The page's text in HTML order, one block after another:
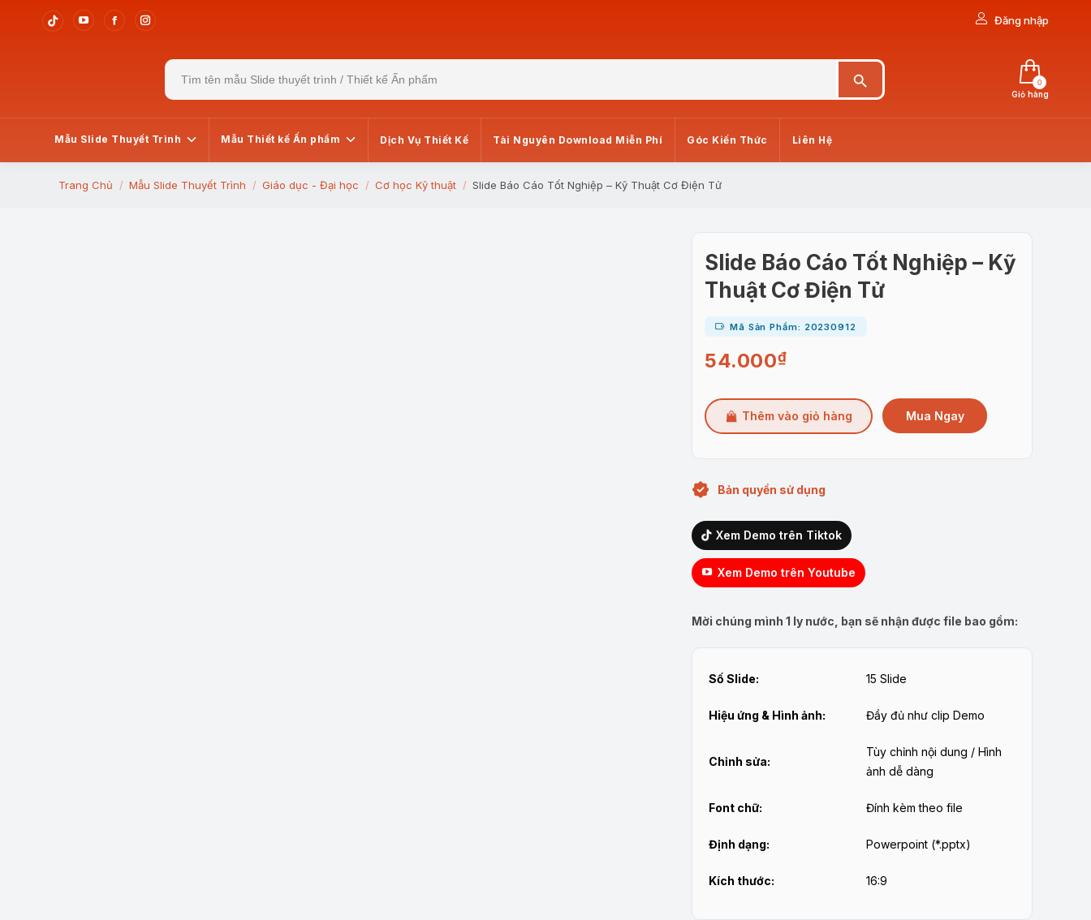
Tiktok
window
YouTube
window
Facebook
window
Instagram
opens
window
Đăng nhập
Search
for:
Giỏ hàng
0
Mẫu Slide Thuyết Trình Mẫu Thiết kế Ấn phẩm Dịch Vụ Thiết Kế Tài Nguyên Download Miễn Phí Góc Kiến Thức Liên Hệ
You are here:
Trang Chủ Mẫu Slide Thuyết Trình Giáo dục - Đại học Cơ học Kỹ thuật Slide Báo Cáo Tốt Nghiệp – Kỹ Thuật Cơ Điện Tử
Slide Báo Cáo Tốt Nghiệp – Kỹ
Thuật Cơ Điện Tử
Mã Sản Phẩm: 20230912
54.000₫
Thêm vào giỏ hàng Mua Ngay
Bản quyền sử dụng
Xem Demo trên Tiktok
Xem Demo trên Youtube
Mời chúng mình 1 ly nước, bạn sẽ nhận được file bao gồm:
Số Slide: 15 Slide
Hiệu ứng & Hình ảnh: Đầy đủ như clip Demo
Chỉnh sửa:
Tùy chỉnh nội dung / Hình
ảnh dễ dàng
Font chữ: Đính kèm theo file
Định dạng: Powerpoint (*.pptx)
Kích thước: 16:9